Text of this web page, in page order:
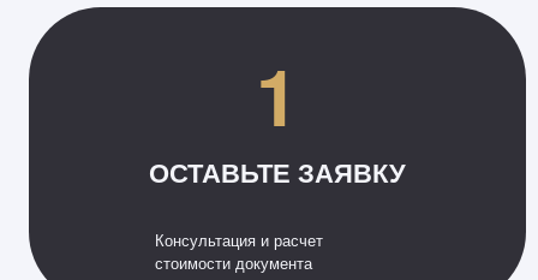
1
ОСТАВЬТЕ ЗАЯВКУ
Консультация и расчет
стоимости документа